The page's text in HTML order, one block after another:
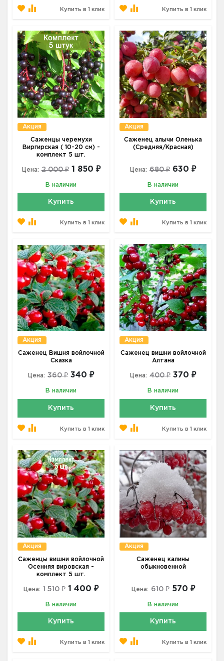
Купить в 1 клик Купить в 1 клик
Акция
Саженцы черемухи
Виргирская ( 10-20 см) -
комплект 5 шт.
Цена: 2 000 ₽ 1 850 ₽
В наличии
Купить
Купить в 1 клик
Акция
Саженец алычи Оленька
(Средняя/Красная)
Цена: 680 ₽ 630 ₽
В наличии
Купить
Купить в 1 клик
Акция
Саженец Вишня войлочной
Сказка
Цена: 360 ₽ 340 ₽
В наличии
Купить
Купить в 1 клик
Акция
Саженец вишни войлочной
Алтана
Цена: 400 ₽ 370 ₽
В наличии
Купить
Купить в 1 клик
Акция
Саженцы вишни войлочной
Осенняя вировская -
комплект 5 шт.
Цена: 1 510 ₽ 1 400 ₽
В наличии
Купить
Купить в 1 клик
Акция
Саженец калины
обыкновенной
Цена: 610 ₽ 570 ₽
В наличии
Купить
Купить в 1 клик